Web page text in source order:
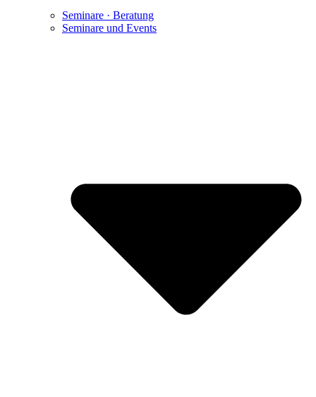
Seminare · Beratung
Seminare und Events